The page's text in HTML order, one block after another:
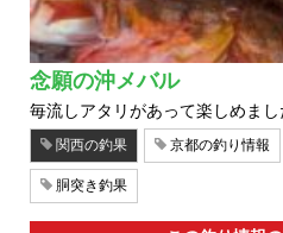
念願の沖メバル
毎流しアタリがあって楽しめまし
関西の釣果 京都の釣り情報
胴突き釣果